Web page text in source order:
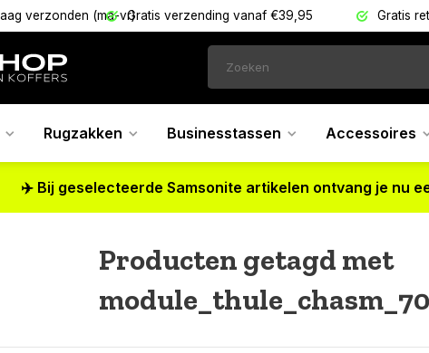
verzonden (ma-vr)Gratis verzending vanaf €39,95 Gratis
Rugzakken Businesstassen Accessoires
✈️ Bij geselecteerde Samsonite artikelen ontvang je nu
Producten getagd met